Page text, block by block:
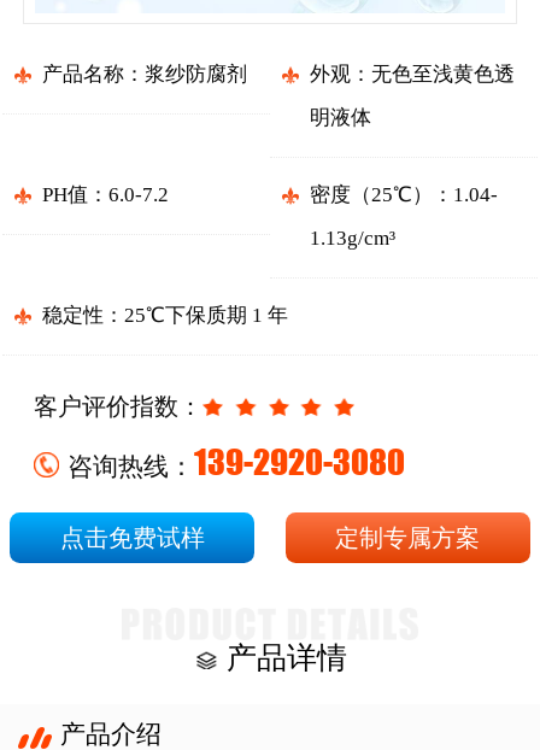
产品名称：浆纱防腐剂
外观：无色至浅黄色透
明液体
PH值：6.0-7.2
密度（25℃）：1.04-
1.13g/cm³
稳定性：25℃下保质期 1 年
客户评价指数：
咨询热线： 139-2920-3080
点击免费试样 定制专属方案
产品详情
产品介绍